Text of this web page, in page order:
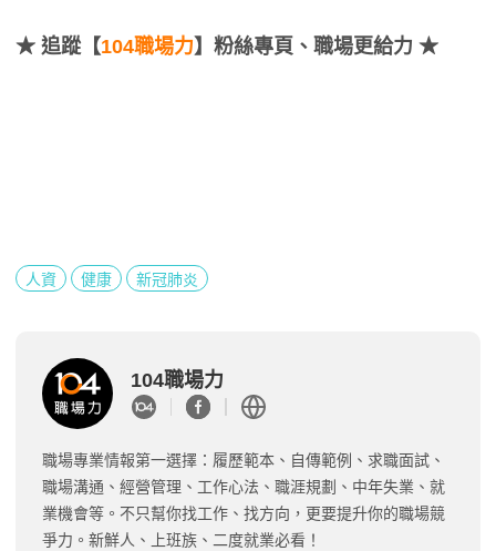
★ 追蹤【104職場力】粉絲專頁、職場更給力 ★
人資 健康 新冠肺炎
104職場力
職場專業情報第一選擇：履歷範本、自傳範例、求職面試、
職場溝通、經營管理、工作心法、職涯規劃、中年失業、就
業機會等。不只幫你找工作、找方向，更要提升你的職場競
爭力。新鮮人、上班族、二度就業必看！